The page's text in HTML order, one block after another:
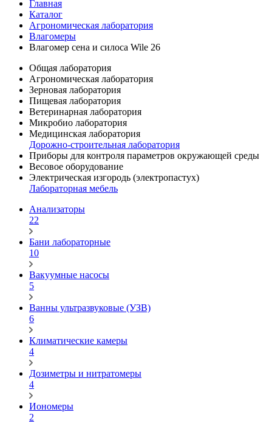
Главная
Каталог
Агрономическая лаборатория
Влагомеры
Влагомер сена и силоса Wile 26
Общая лаборатория
Агрономическая лаборатория
Зерновая лаборатория
Пищевая лаборатория
Ветеринарная лаборатория
Микробио лаборатория
Медицинская лаборатория
Дорожно-строительная лаборатория
Приборы для контроля параметров окружающей среды
Весовое оборудование
Электрическая изгородь (электропастух)
Лабораторная мебель
Анализаторы
22
Бани лабораторные
10
Вакуумные насосы
5
Ванны ультразвуковые (УЗВ)
6
Климатические камеры
4
Дозиметры и нитратомеры
4
Иономеры
2